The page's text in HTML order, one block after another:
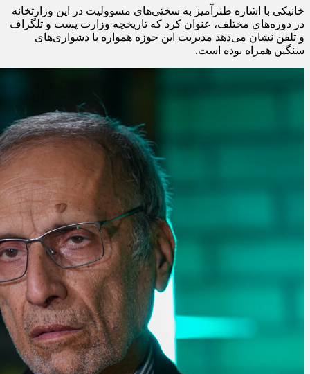
خانیکی با اشاره طنزآمیز به سختی‌های مسوولیت در این وزارتخانه
در دوره‌های مختلف، عنوان کرد که تاریخچه وزارت پست و تلگراف
و تلفن نشان می‌دهد مدیریت این حوزه همواره با دشواری‌های
سنگین همراه بوده است.